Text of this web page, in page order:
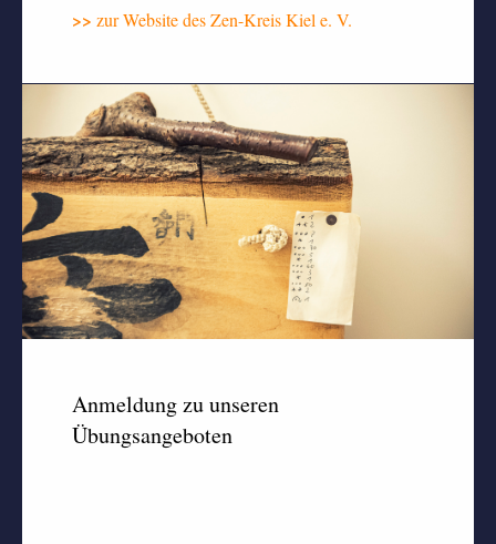
>> zur Website des Zen-Kreis Kiel e. V.
Anmeldung zu unseren
Übungsangeboten